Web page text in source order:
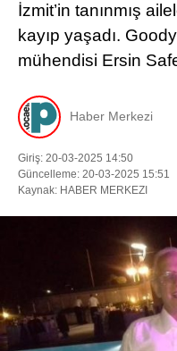
İzmit’in tanınmış
kayıp yaşadı.
mühendisi Ersin
Haber Merkezi
Giriş: 20-03-2025 14:50
Güncelleme: 20-03-2025 15:51
Kaynak: HABER MERKEZI